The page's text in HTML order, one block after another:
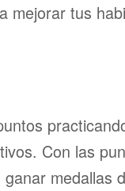
mejorar tus
Con las
ganar medallas